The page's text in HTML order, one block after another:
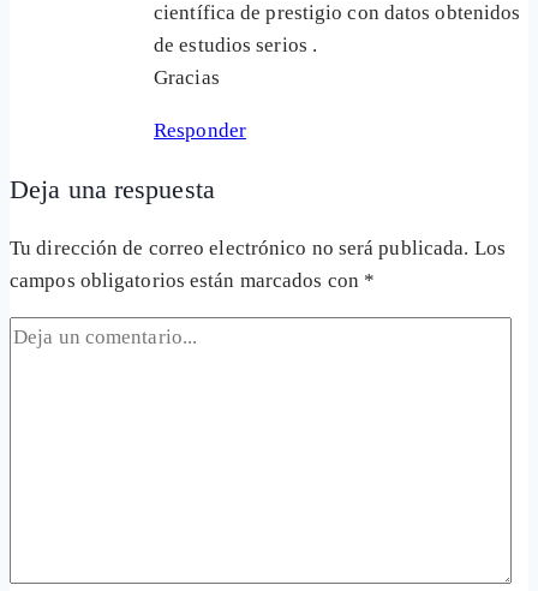
científica de prestigio con datos obtenidos
de estudios serios .
Gracias
Responder
Deja una respuesta
Tu dirección de correo electrónico no será publicada. Los
campos obligatorios están marcados con *